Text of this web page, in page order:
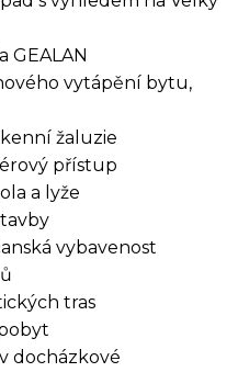
GEALAN
vytápění bytu,
žaluzie
přístup
a lyže
vybavenost
tras
docházkové